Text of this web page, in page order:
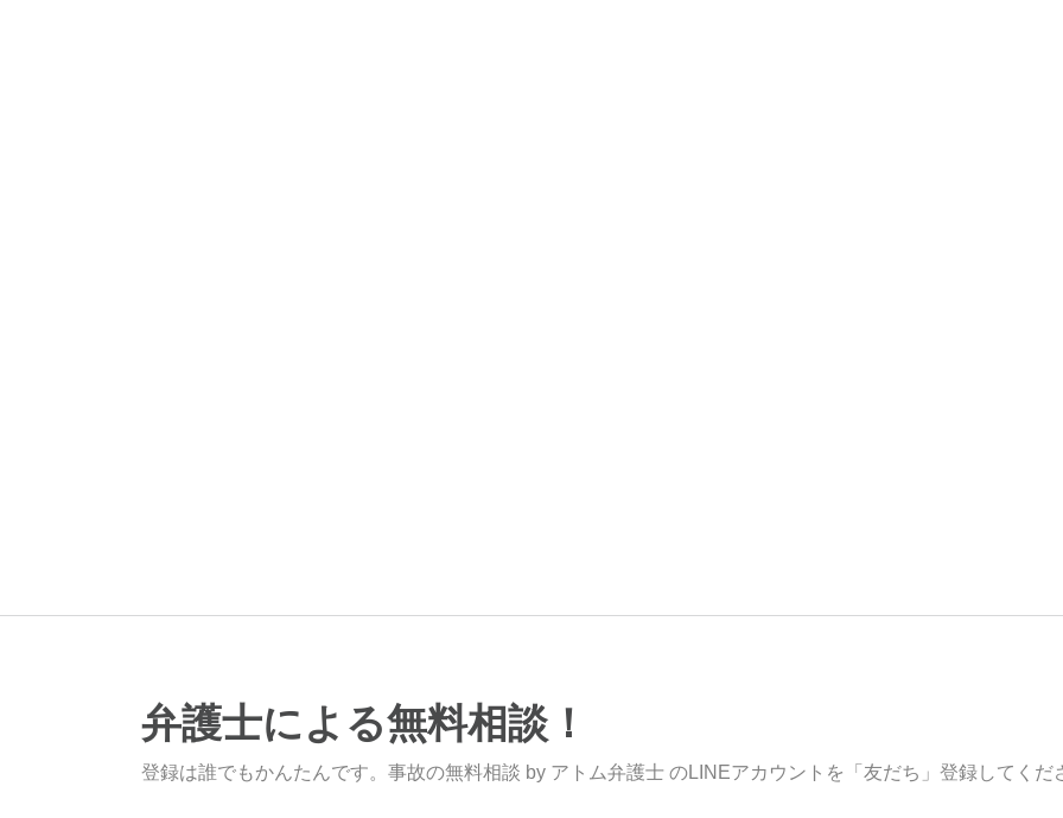
弁護士による無料相談！
登録は誰でもかんたんです。事故の無料相談 by アトム弁護士 のLINEアカウントを「友だち」登録してくだ